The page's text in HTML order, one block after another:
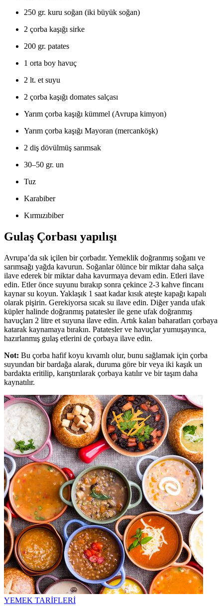
250 gr. kuru soğan (iki büyük soğan)
2 çorba kaşığı sirke
200 gr. patates
1 orta boy havuç
2 lt. et suyu
2 çorba kaşığı domates salçası
Yarım çorba kaşığı kümmel (Avrupa kimyon)
Yarım çorba kaşığı Mayoran (mercanköşk)
2 diş dövülmüş sarımsak
30–50 gr. un
Tuz
Karabiber
Kırmızıbiber
Gulaş Çorbası yapılışı
Avrupa’da sık içilen bir çorbadır. Yemeklik doğranmış soğanı ve
sarımsağı yağda kavurun. Soğanlar ölünce bir miktar daha salça
ilave ederek bir miktar daha kavurmaya devam edin. Etleri ilave
edin. Etler önce suyunu bırakıp sonra çekince 2-3 kahve fincanı
kaynar su koyun. Yaklaşık 1 saat kadar kısık ateşte kapağı kapalı
olarak pişirin. Gerekiyorsa sıcak su ilave edin. Diğer yanda ufak
küpler halinde doğranmış patatesler ile gene ufak doğranmış
havuçları 2 litre et suyuna ilave edin. Artık kalan baharatları çorbaya
katarak kaynamaya bırakın. Patatesler ve havuçlar yumuşayınca,
hazırlanmış gulaş etlerini de çorbaya ilave edin.
Not: Bu çorba hafif koyu kıvamlı olur, bunu sağlamak için çorba
suyundan bir bardağa alarak, duruma göre bir veya iki kaşık un
bardakta eritilip, karıştırılarak çorbaya katılır ve bir taşım daha
kaynatılır.
YEMEK TARİFLERİ